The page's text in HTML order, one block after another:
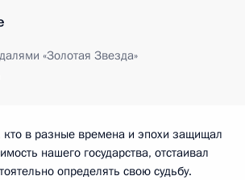
«Золотая Звезда»
кто в разные времена и эпохи защищал
нашего государства, отстаивал
определять свою судьбу.